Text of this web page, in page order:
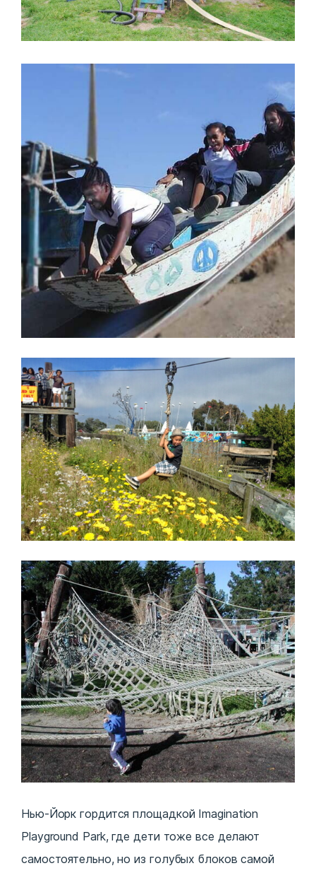
Нью-Йорк гордится площадкой Imagination
Playground Park, где дети тоже все делают
самостоятельно, но из голубых блоков самой